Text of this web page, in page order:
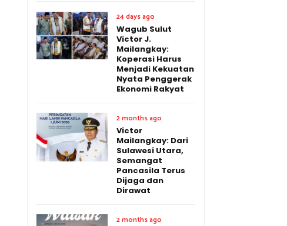
24 days ago
Wagub Sulut
Victor J.
Mailangkay:
Koperasi Harus
Menjadi Kekuatan
Nyata Penggerak
Ekonomi Rakyat
2 months ago
Victor
Mailangkay: Dari
Sulawesi Utara,
Semangat
Pancasila Terus
Dijaga dan
Dirawat
2 months ago